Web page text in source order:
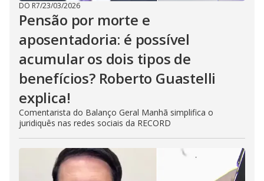
DO R7/23/03/2026
Pensão por morte e
aposentadoria: é possível
acumular os dois tipos de
benefícios? Roberto Guastelli
explica!
Comentarista do Balanço Geral Manhã simplifica o
juridiquês nas redes sociais da RECORD